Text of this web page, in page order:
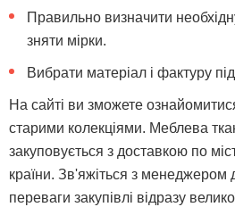
Правильно визначити
зняти мірки.
Вибрати матеріал і фактуру
На сайті ви зможете
старими колекціями. Меблева
закуповується з доставкою по
країни. Зв'яжіться з менеджером
переваги закупівлі відразу